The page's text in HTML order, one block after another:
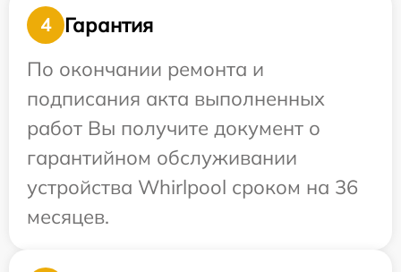
4
Гарантия
По окончании ремонта и
подписания акта выполненных
работ Вы получите документ о
гарантийном обслуживании
устройства Whirlpool сроком на 36
месяцев.